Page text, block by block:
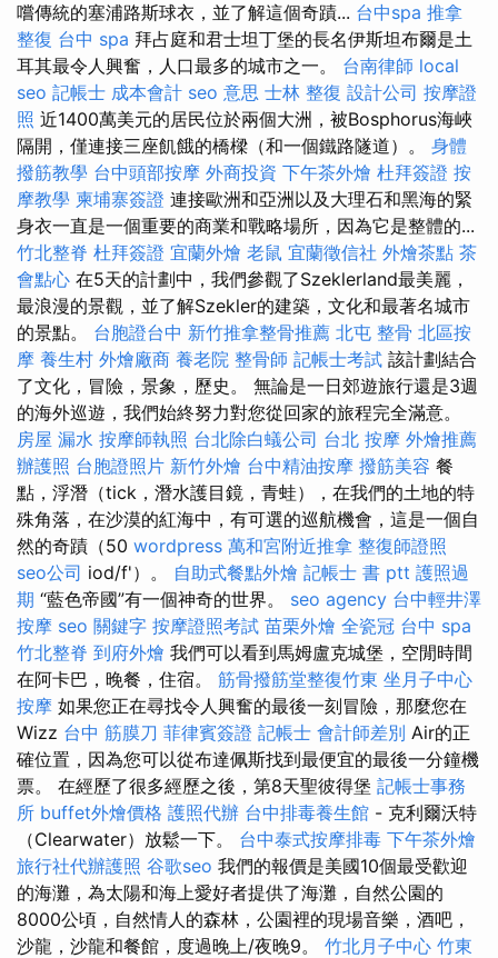
嚐傳統的塞浦路斯球衣，並了解這個奇蹟... 台中spa 推拿
整復 台中 spa 拜占庭和君士坦丁堡的長名伊斯坦布爾是土
耳其最令人興奮，人口最多的城市之一。 台南律師 local
seo 記帳士 成本會計 seo 意思 士林 整復 設計公司 按摩證
照 近1400萬美元的居民位於兩個大洲，被Bosphorus海峽
隔開，僅連接三座飢餓的橋樑（和一個鐵路隧道）。 身體
撥筋教學 台中頭部按摩 外商投資 下午茶外燴 杜拜簽證 按
摩教學 柬埔寨簽證 連接歐洲和亞洲以及大理石和黑海的緊
身衣一直是一個重要的商業和戰略場所，因為它是整體的...
竹北整脊 杜拜簽證 宜蘭外燴 老鼠 宜蘭徵信社 外燴茶點 茶
會點心 在5天的計劃中，我們參觀了Szeklerland最美麗，
最浪漫的景觀，並了解Szekler的建築，文化和最著名城市
的景點。 台胞證台中 新竹推拿整骨推薦 北屯 整骨 北區按
摩 養生村 外燴廠商 養老院 整骨師 記帳士考試 該計劃結合
了文化，冒險，景象，歷史。 無論是一日郊遊旅行還是3週
的海外巡遊，我們始終努力對您從回家的旅程完全滿意。
房屋 漏水 按摩師執照 台北除白蟻公司 台北 按摩 外燴推薦
辦護照 台胞證照片 新竹外燴 台中精油按摩 撥筋美容 餐
點，浮潛（tick，潛水護目鏡，青蛙），在我們的土地的特
殊角落，在沙漠的紅海中，有可選的巡航機會，這是一個自
然的奇蹟（50 wordpress 萬和宮附近推拿 整復師證照
seo公司 iod/f'）。 自助式餐點外燴 記帳士 書 ptt 護照過
期 “藍色帝國”有一個神奇的世界。 seo agency 台中輕井澤
按摩 seo 關鍵字 按摩證照考試 苗栗外燴 全瓷冠 台中 spa
竹北整脊 到府外燴 我們可以看到馬姆盧克城堡，空閒時間
在阿卡巴，晚餐，住宿。 筋骨撥筋堂整復竹東 坐月子中心
按摩 如果您正在尋找令人興奮的最後一刻冒險，那麼您在
Wizz 台中 筋膜刀 菲律賓簽證 記帳士 會計師差別 Air的正
確位置，因為您可以從布達佩斯找到最便宜的最後一分鐘機
票。 在經歷了很多經歷之後，第8天聖彼得堡 記帳士事務
所 buffet外燴價格 護照代辦 台中排毒養生館 - 克利爾沃特
（Clearwater）放鬆一下。 台中泰式按摩排毒 下午茶外燴
旅行社代辦護照 谷歌seo 我們的報價是美國10個最受歡迎
的海灘，為太陽和海上愛好者提供了海灘，自然公園的
8000公頃，自然情人的森林，公園裡的現場音樂，酒吧，
沙龍，沙龍和餐館，度過晚上/夜晚9。 竹北月子中心 竹東